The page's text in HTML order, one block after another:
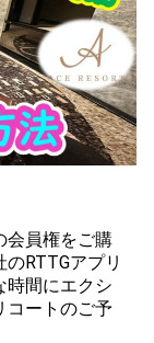
会員権をご購
RTTGアプリ
時間にエクシ
コートのご予